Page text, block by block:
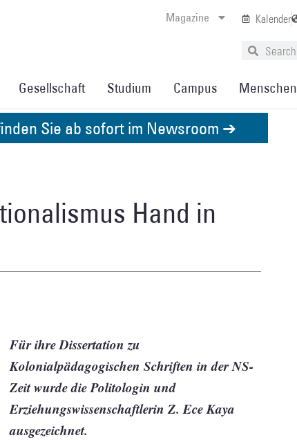
Magazine Kalender
Gesellschaft Studium Campus Menschen
Sie ab sofort im Newsroom ➔
Hand in
Für ihre Dissertation zu
Kolonialpädagogischen Schriften in der NS-
Zeit wurde die Politologin und
Erziehungswissenschaftlerin Z. Ece Kaya
ausgezeichnet.